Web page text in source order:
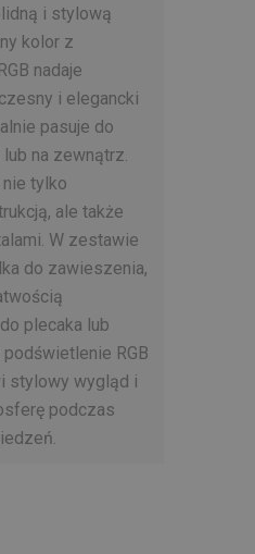
i stylową
kolor z
nadaje
i elegancki
pasuje do
na zewnątrz.
nie tylko
ale także
W zestawie
do zawieszenia,
plecaka lub
RGB
stylowy wygląd i
podczas